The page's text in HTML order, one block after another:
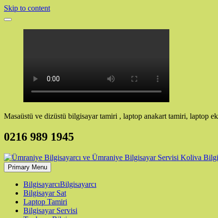
Skip to content
Masaüstü ve dizüstü bilgisayar tamiri , laptop anakart tamiri, laptop
0216 989 1945
Primary Menu
BilgisayarcıBilgisayarcı
Bilgisayar Sat
Laptop Tamiri
Bilgisayar Servisi